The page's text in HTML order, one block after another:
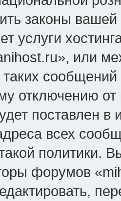
законы
услуги
или
отключению
поставлен в
всех
политики.
форумов